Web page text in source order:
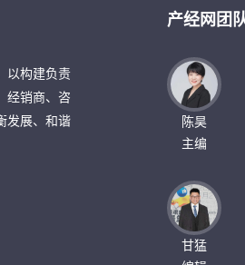
以构建负责
经销商、咨
发展、和谐
产经网团
陈昊
主编
甘猛